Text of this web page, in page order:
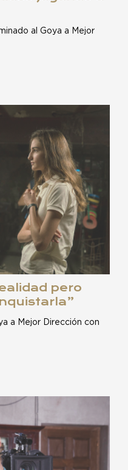
al Goya a Mejor
pero
a Mejor Dirección con